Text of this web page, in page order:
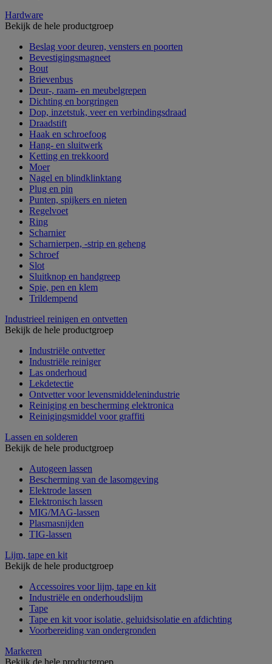
Hardware
Bekijk de hele productgroep
Beslag voor deuren, vensters en poorten
Bevestigingsmagneet
Bout
Brievenbus
Deur-, raam- en meubelgrepen
Dichting en borgringen
Dop, inzetstuk, veer en verbindingsdraad
Draadstift
Haak en schroefoog
Hang- en sluitwerk
Ketting en trekkoord
Moer
Nagel en blindklinktang
Plug en pin
Punten, spijkers en nieten
Regelvoet
Ring
Scharnier
Scharnierpen, -strip en geheng
Schroef
Slot
Sluitknop en handgreep
Spie, pen en klem
Trildempend
Industrieel reinigen en ontvetten
Bekijk de hele productgroep
Industriële ontvetter
Industriële reiniger
Las onderhoud
Lekdetectie
Ontvetter voor levensmiddelenindustrie
Reiniging en bescherming elektronica
Reinigingsmiddel voor graffiti
Lassen en solderen
Bekijk de hele productgroep
Autogeen lassen
Bescherming van de lasomgeving
Elektrode lassen
Elektronisch lassen
MIG/MAG-lassen
Plasmasnijden
TIG-lassen
Lijm, tape en kit
Bekijk de hele productgroep
Accessoires voor lijm, tape en kit
Industriële en onderhoudslijm
Tape
Tape en kit voor isolatie, geluidsisolatie en afdichting
Voorbereiding van ondergronden
Markeren
Bekijk de hele productgroep